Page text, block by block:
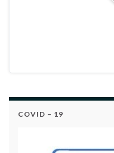
COVID – 19